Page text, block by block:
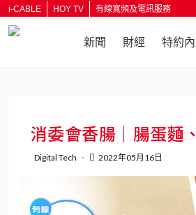
i-CABLE HOY TV 有線寬頻及電訊服務
新聞 財經 特約
消委會香腸｜腸蛋
Digital Tech 2022年05月16日